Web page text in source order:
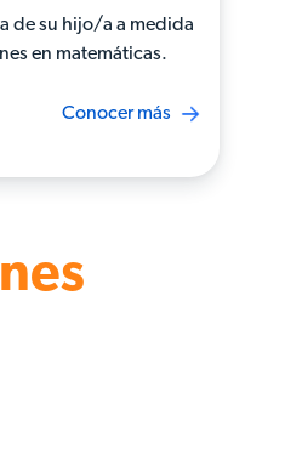
de su hijo/a a medida
en matemáticas.
Conocer más